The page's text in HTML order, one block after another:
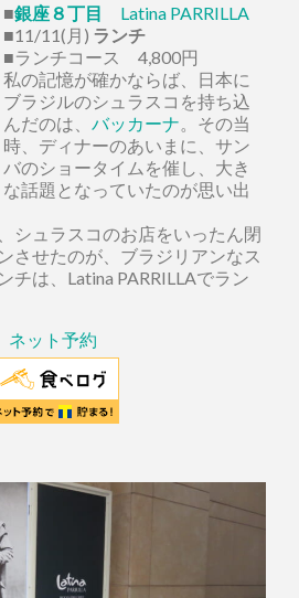
■銀座８丁目
Latina PARRILLA
■11/11(月) ランチ
■ランチコース 4,800円
私の記憶が確かならば、日本に
ブラジルのシュラスコを持ち込
んだのは、 バッカーナ。その当
時、ディナーのあいまに、サン
バのショータイムを催し、大き
な話題となっていたのが思い出
シュラスコのお店をいったん閉
させたのが、ブラジリアンなス
チは、Latina PARRILLAでラン
ネット予約